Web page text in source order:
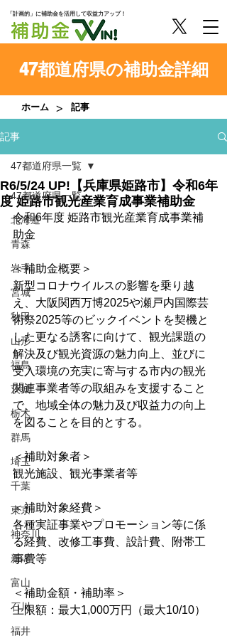
「計画的」に補助金を活用して収益力アップ！
47都道府県の補助金詳細
ホーム > 記事
記事
47都道府県一覧
北海道
青森
岩手
宮城
秋田
山形
福島
茨城
栃木
群馬
埼玉
千葉
東京
神奈川
新潟
富山
石川
福井
47都道府県一覧
R6/5/24 UP!【兵庫県姫路市】令和6年
度 姫路市観光産業育成事業補助金
令和6年度 姫路市観光産業育成事業補
助金
＜補助金概要＞
新型コロナウイルスの影響を乗り越
え、大阪関西万博2025や瀬戸内国際芸
術祭2025等のビックイベントを契機と
した更なる誘客に向けて、観光課題の
解決及び観光資源の魅力向上、並びに
受入環境の充実に寄与する市内の観光
関連事業者等の取組みを支援すること
で、地域全体の魅力及び収益力の向上
を図ることを目的とする。
＜補助対象者＞
観光施設、観光事業者等
＜補助対象経費＞
各種実証事業やプロモーション等に係
る経費、改修工事費、設計費、附帯工
事費等
＜補助金額・補助率＞
上限額：最大1,000万円（最大10/10）